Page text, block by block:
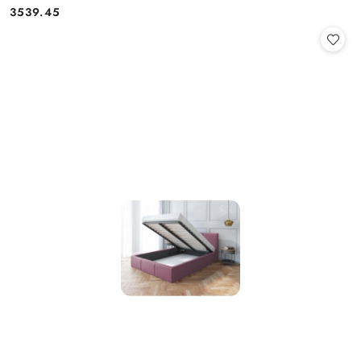
Cena:
3539.45